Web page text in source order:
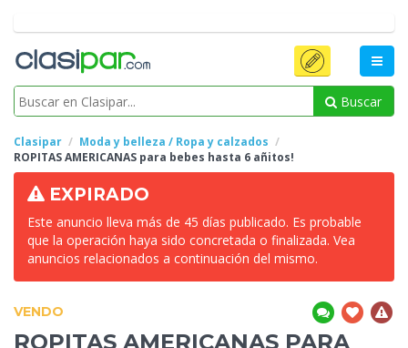
Buscar
Clasipar
Moda y belleza / Ropa y calzados
ROPITASAMERICANAS para bebes hasta 6 añitos!
EXPIRADO
Este anuncio lleva más de 45 días publicado. Es probable
que la operación haya sido concretada o finalizada. Vea
anuncios relacionados a continuación del mismo.
VENDO
ROPITAS AMERICANAS PARA